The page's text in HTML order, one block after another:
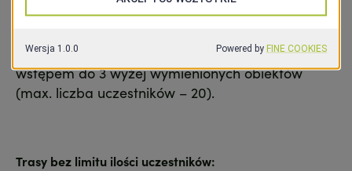
8. 3 w 1, czyli Muzeum Zduńskie Opowieści,
balową – spacer po centrum połączony z
wstępem do 3 wyżej wymienionych obiektów
(max. liczba uczestników – 20).
Trasy bez limitu ilości uczestników: